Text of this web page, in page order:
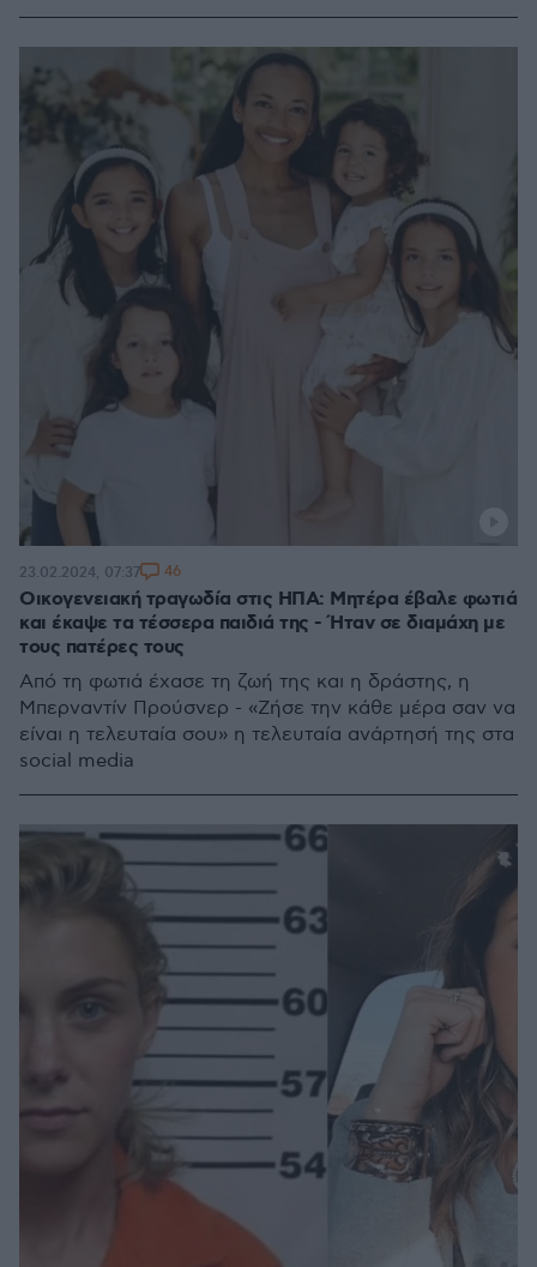
Οικογενειακή τραγωδία στις ΗΠΑ: Μητέρα έβαλε φωτιά
και έκαψε τα τέσσερα παιδιά της - Ήταν σε διαμάχη με
τους πατέρες τους
Από τη φωτιά έχασε τη ζωή της και η δράστης, η
Μπερναντίν Προύσνερ - «Ζήσε την κάθε μέρα σαν να
είναι η τελευταία σου» η τελευταία ανάρτησή της στα
social media
23.02.2024, 07:37 46